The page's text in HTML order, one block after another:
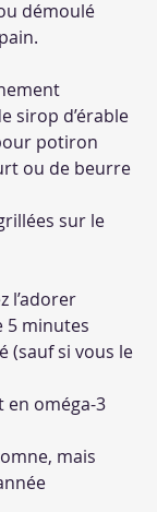
démoulé
sirop d’érable
potiron
ou de beurre
sur le
l’adorer
5 minutes
(sauf si vous le
en oméga-3
mais